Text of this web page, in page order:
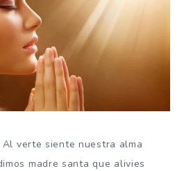
verte siente nuestra alma
madre santa que alivies